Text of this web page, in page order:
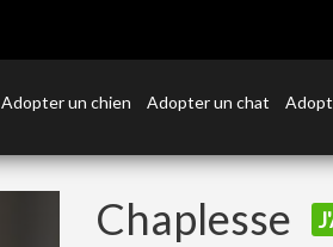
Adopter un chien Adopter un chat
Chaplesse